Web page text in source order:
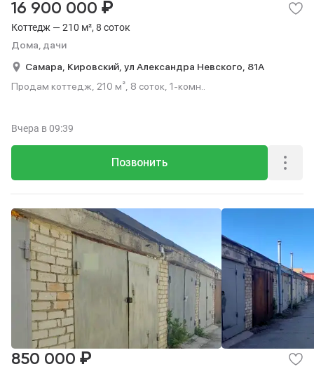
Коттедж — 210 м², 8 соток
Дома, дачи
16 900 000 ₽
Самара, Кировский, ул Александра Невского, 81А
Продам коттедж, 210 м², 8 соток, 1-комн..
Позвонить
Вчера в 09:39
850 000 ₽